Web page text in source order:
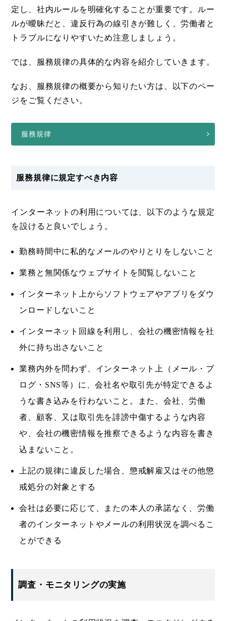
定し、社内ルールを明確化することが重要です。ルー
ルが曖昧だと、違反行為の線引きが難しく、労働者と
トラブルになりやすいため注意しましょう。
では、服務規律の具体的な内容を紹介していきます。
なお、服務規律の概要から知りたい方は、以下のペー
ジをご覧ください。
服務規律
服務規律に規定すべき内容
インターネットの利用については、以下のような規定
を設けると良いでしょう。
勤務時間中に私的なメールのやりとりをしないこと
業務と無関係なウェブサイトを閲覧しないこと
インターネット上からソフトウェアやアプリをダウ
ンロードしないこと
インターネット回線を利用し、会社の機密情報を社
外に持ち出さないこと
業務内外を問わず、インターネット上（メール・ブ
ログ・SNS等）に、会社名や取引先が特定できるよ
うな書き込みを行わないこと。また、会社、労働
者、顧客、又は取引先を誹謗中傷するような内容
や、会社の機密情報を推察できるような内容を書き
込まないこと。
上記の規律に違反した場合、懲戒解雇又はその他懲
戒処分の対象とする
会社は必要に応じて、またの本人の承諾なく、労働
者のインターネットやメールの利用状況を調べるこ
とができる
調査・モニタリングの実施